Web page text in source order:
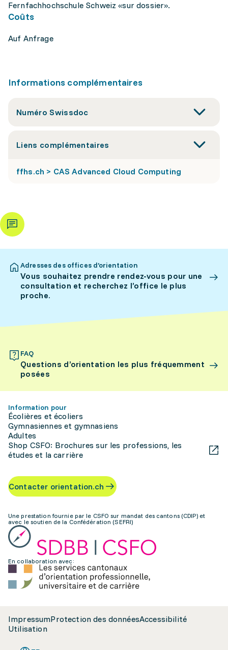
Fernfachhochschule Schweiz «sur dossier».
Coûts
Auf Anfrage
Informations complémentaires
Numéro Swissdoc
Liens complémentaires
ffhs.ch > CAS Advanced Cloud Computing
Adresses des offices d’orientation
Vous souhaitez prendre rendez-vous pour une
consultation et recherchez l’office le plus
proche.
FAQ
Questions d’orientation les plus fréquemment
posées
Information pour
Écolières et écoliers
Gymnasiennes et gymnasiens
Adultes
Shop CSFO: Brochures sur les professions, les
études et la carrière
Contacter orientation.ch
Une prestation fournie par le CSFO sur mandat des cantons (CDIP) et
avec le soutien de la Confédération (SEFRI)
En collaboration avec:
ImpressumProtection des donnéesAccessibilité
Utilisation